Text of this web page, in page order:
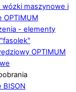
wózki maszynowe i
OPTIMUM
- elementy
OPTIMUM